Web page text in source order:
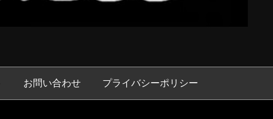
お問い合わせ プライバシーポリシー